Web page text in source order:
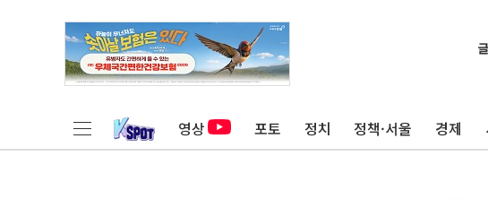
영상 포토 정치 정책·서울 경제